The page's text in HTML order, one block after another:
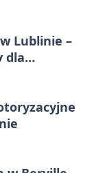
Lublinie –
dla